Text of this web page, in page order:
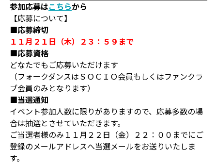
参加応募はこちらから
【応募について】
■応募締切
１１月２１日（木）２３：５９まで
■応募資格
どなたでもご応募いただけます
（フォークダンスはＳＯＣＩＯ会員もしくはファンクラ
ブ会員のみとなります）
■当選通知
イベント参加人数に限りがありますので、応募多数の場
合は抽選とさせていただきます。
ご当選者様のみ１１月２２日（金）２２：００までにご
登録のメールアドレスへ当選メールをお送りいたしま
す。